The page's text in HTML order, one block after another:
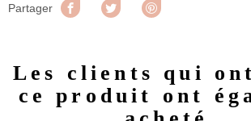
Partager Partager Tweet
Les clients qui
ce produit ont